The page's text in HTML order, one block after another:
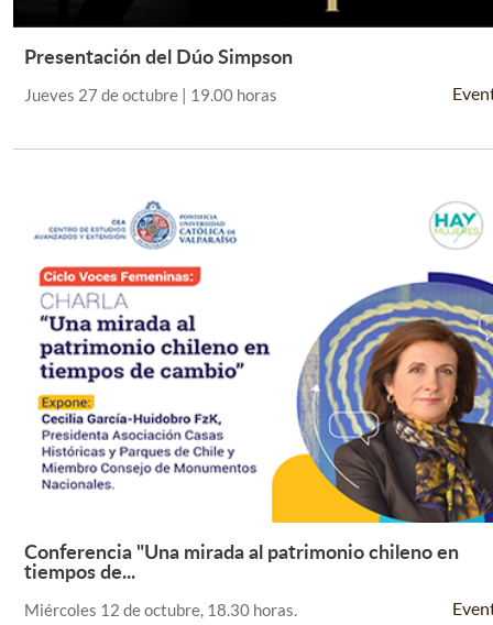
Presentación del Dúo Simpson
Jueves 27 de octubre | 19.00 horas
Leer Más +
Conferencia "Una mirada al patrimonio chileno en
tiempos de...
Miércoles 12 de octubre, 18.30 horas.